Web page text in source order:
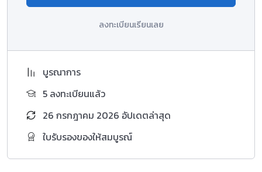
ลงทะเบียนเรียนเลย
บูรณาการ
5 ลงทะเบียนแล้ว
26 กรกฎาคม 2026 อัปเดตล่าสุด
ใบรับรองของให้สมบูรณ์